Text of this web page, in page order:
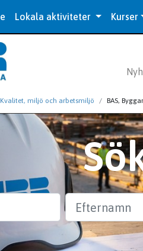
Lokala aktiviteter Kurser
Kvalitet, miljö och arbetsmiljö BAS,
Efternamn